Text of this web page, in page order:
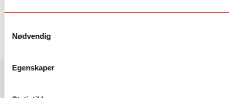
Nødvendig
Egenskaper